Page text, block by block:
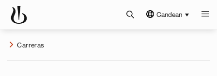
Candean
Carreras